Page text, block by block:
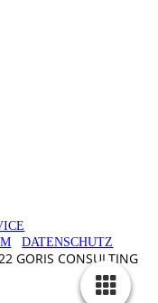
DATENSCHUTZ
GORIS CONSULTING